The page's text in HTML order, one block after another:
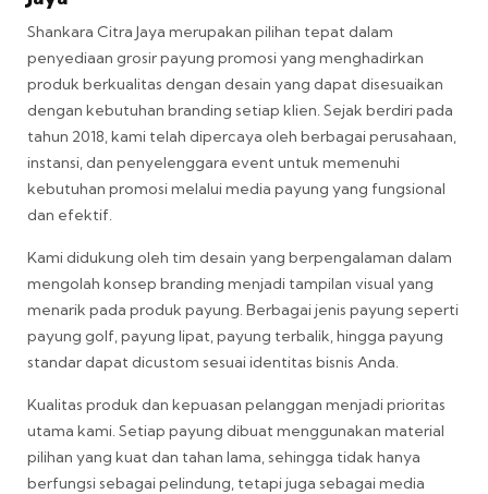
Shankara Citra Jaya merupakan pilihan tepat dalam
penyediaan grosir payung promosi yang menghadirkan
produk berkualitas dengan desain yang dapat disesuaikan
dengan kebutuhan branding setiap klien. Sejak berdiri pada
tahun 2018, kami telah dipercaya oleh berbagai perusahaan,
instansi, dan penyelenggara event untuk memenuhi
kebutuhan promosi melalui media payung yang fungsional
dan efektif.
Kami didukung oleh tim desain yang berpengalaman dalam
mengolah konsep branding menjadi tampilan visual yang
menarik pada produk payung. Berbagai jenis payung seperti
payung golf, payung lipat, payung terbalik, hingga payung
standar dapat dicustom sesuai identitas bisnis Anda.
Kualitas produk dan kepuasan pelanggan menjadi prioritas
utama kami. Setiap payung dibuat menggunakan material
pilihan yang kuat dan tahan lama, sehingga tidak hanya
berfungsi sebagai pelindung, tetapi juga sebagai media